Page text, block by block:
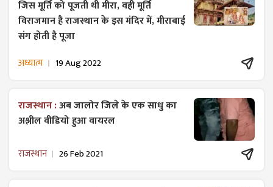
जिस मूर्ति को पूजती थी मीरा, वही मूर्ति
विराजमान है राजस्थान के इस मंदिर में, मीराबाई
संग होती है पूजा
अध्यात्म 19 Aug 2022
राजस्थान :अब जालोर जिले के एक साधु का
अश्लील वीडियो हुआ वायरल
राजस्थान 26 Feb 2021